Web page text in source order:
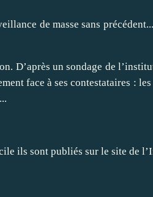
de masse sans
D’après un sondage de
face à ses contestataires :
ils sont publiés sur le site de